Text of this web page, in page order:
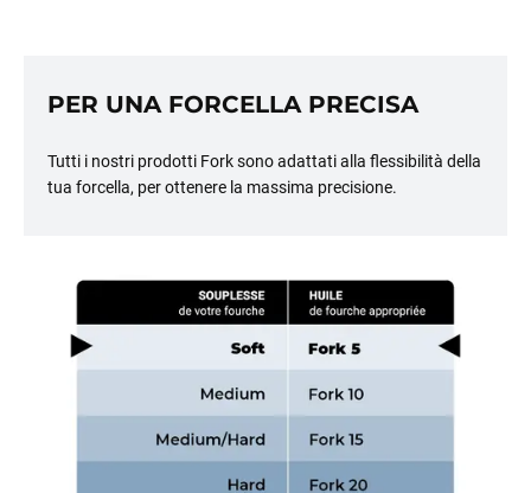
PER UNA FORCELLA PRECISA
Tutti i nostri prodotti Fork sono adattati alla flessibilità della
tua forcella, per ottenere la massima precisione.